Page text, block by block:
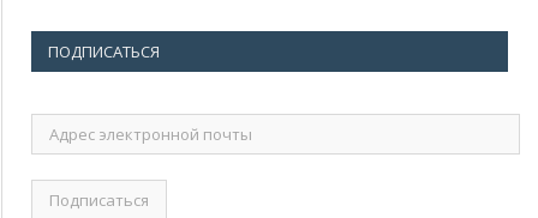
ПОДПИСАТЬСЯ
Адрес
электронной